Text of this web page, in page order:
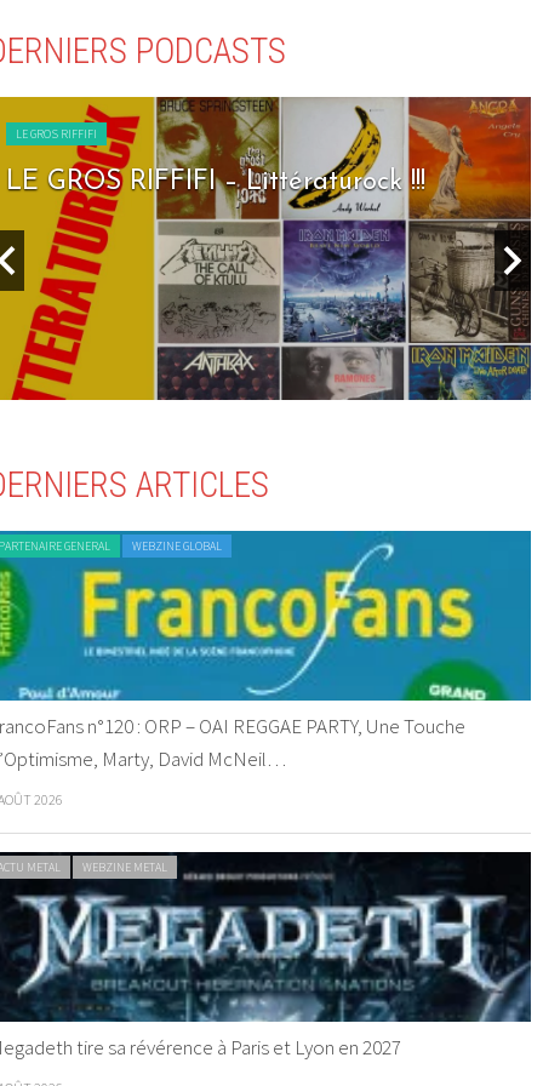
PODCASTS
LE GROS RIFFIFI
LE GROS RIFFIFI – Seven Days To Rock !!!
ARTICLES
GENERAL WEBZINE GLOBAL
n°120 : ORP – OAI REGGAE PARTY, Une Touche
Marty, David McNeil…
2026
METAL WEBZINE METAL
tire sa révérence à Paris et Lyon en 2027